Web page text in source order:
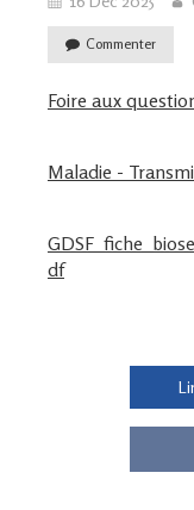
Commenter
Foire aux
Maladie -
df